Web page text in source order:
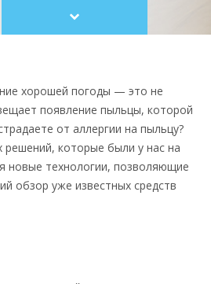
Scroll
to
хорошей погоды — это не
появление пыльцы, которой
от аллергии на пыльцу?
которые были у нас на
новые технологии, позволяющие
обзор уже известных средств